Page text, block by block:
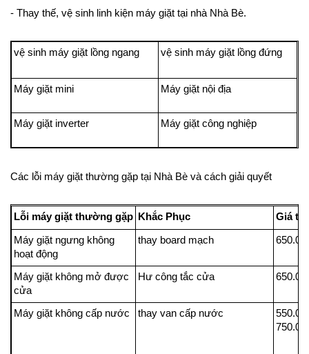
- Thay thế, vệ sinh linh kiện máy giặt tại nhà Nhà Bè.
vệ sinh máy giặt lồng ngang vệ sinh máy giặt lồng đứng
Máy giặt mini Máy giặt nội địa
Máy giặt inverter Máy giặt công nghiệp
Các lỗi máy giặt thường gặp tại Nhà Bè và cách giải quyết
Lỗi máy giặt thường gặp Khắc Phục Giá
Máy giặt ngưng không
hoạt động
thay board mạch
Máy giặt không mở được
cửa
Hư công tắc cửa
Máy giặt không cấp nước thay van cấp nước